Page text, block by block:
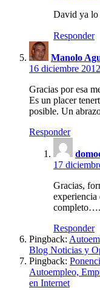
David ya lo
Responder
Manolo
16 diciembre
Gracias por esa
Es un placer
posible. Un
Responder
17
Gracias,
experiencia
completo….
Responder
Pingback:
Blog Noticias y
Pingback:
Autoempleo,
en Internet